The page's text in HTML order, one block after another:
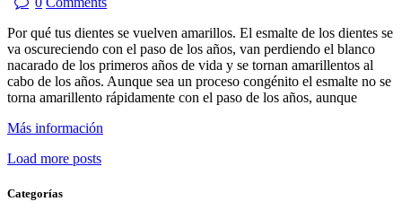
Por qué tus dientes se vuelven amarillos. El esmalte de los dientes se
va oscureciendo con el paso de los años, van perdiendo el blanco
nacarado de los primeros años de vida y se tornan amarillentos al
cabo de los años. Aunque sea un proceso congénito el esmalte no se
torna amarillento rápidamente con el paso de los años, aunque
Más información
Load more posts
Categorías